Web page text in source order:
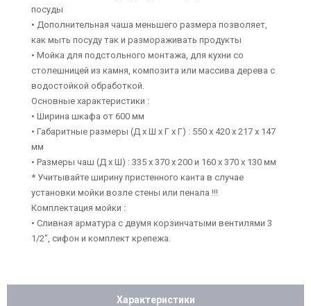
посуды
• Дополнительная чаша меньшего размера позволяет,
как мыть посуду так и размораживать продукты
• Мойка для подстольного монтажа, для кухни со
столешницей из камня, композита или массива дерева с
водостойкой обработкой.
Основные характеристики :
• Ширина шкафа от 600 мм
• Габаритные размеры (Д х Ш х Г х Г) : 550 х 420 х 217 х 147
мм
• Размеры чаш (Д х Ш) : 335 х 370 х 200 и 160 х 370 х 130 мм
* Учитывайте ширину пристенного канта в случае
установки мойки возле стены или пенала !!!
Комплектация мойки :
• Сливная арматура с двумя корзинчатыми вентилями 3
1/2", сифон и комплект крепежа.
Характеристики